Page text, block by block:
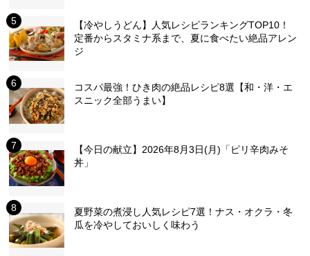
【冷やしうどん】人気レシピランキングTOP10！
定番からスタミナ系まで、夏に食べたい絶品アレン
ジ
コスパ最強！ひき肉の絶品レシピ8選【和・洋・エ
スニック全部うまい】
【今日の献立】2026年8月3日(月)「ピリ辛肉みそ
丼」
夏野菜の煮浸し人気レシピ7選！ナス・オクラ・冬
瓜を冷やしておいしく味わう